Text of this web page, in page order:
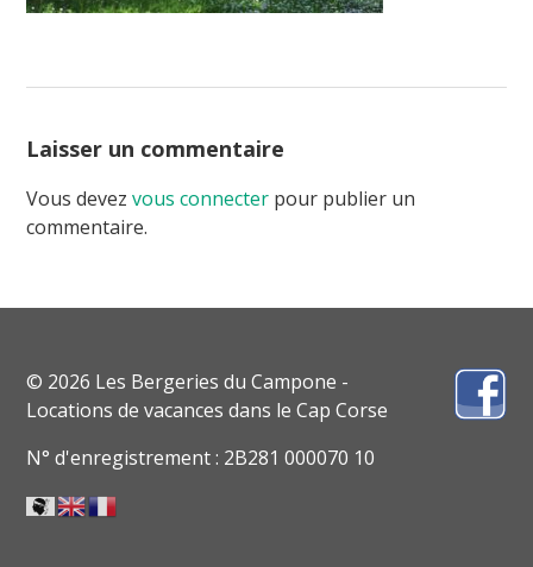
Laisser un commentaire
Vous devezvous connecter pour publier un
commentaire.
© 2026 Les Bergeries du Campone -
Locations de vacances dans le Cap Corse
N° d'enregistrement : 2B281 000070 10